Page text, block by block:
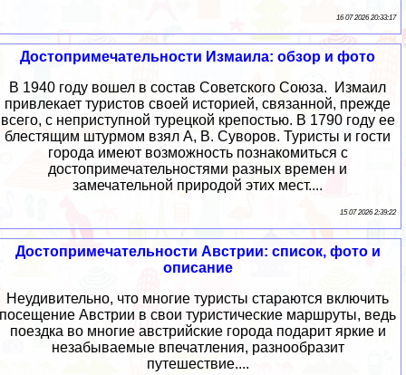
16 07 2026 20:33:17
Достопримечательности Измаила: обзор и фото
В 1940 году вошел в состав Советского Союза. Измаил
привлекает туристов своей историей, связанной, прежде
всего, с неприступной турецкой крепостью. В 1790 году ее
блестящим штурмом взял А, В. Суворов. Туристы и гости
города имеют возможность познакомиться с
достопримечательностями разных времен и
замечательной природой этих мест....
15 07 2026 2:39:22
Достопримечательности Австрии: список, фото и
описание
Неудивительно, что многие туристы стараются включить
посещение Австрии в свои туристические маршруты, ведь
поездка во многие австрийские города подарит яркие и
незабываемые впечатления, разнообразит
путешествие....